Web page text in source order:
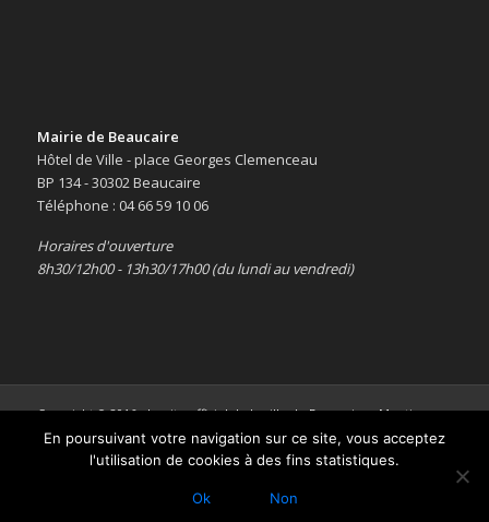
Mairie de Beaucaire
Hôtel de Ville - place Georges Clemenceau
BP 134 - 30302 Beaucaire
Téléphone : 04 66 59 10 06
Horaires d'ouverture
8h30/12h00 - 13h30/17h00 (du lundi au vendredi)
Copyright © 2016 -Le site officiel de la ville de Beaucaire-Mentions
légales
En poursuivant votre navigation sur ce site, vous acceptez
l'utilisation de cookies à des fins statistiques.
Ok Non